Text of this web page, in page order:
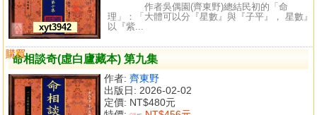
xyt3942
作者吳偶園(齊東野)總結民初的「命
理」：「大體可以分『星數』與『子平』， 星數』
以『紫...
命相談奇(虛白廬藏本) 第九集
作者: 齊東野
出版日: 2026-02-02
定價: NT$480元
購買
比較